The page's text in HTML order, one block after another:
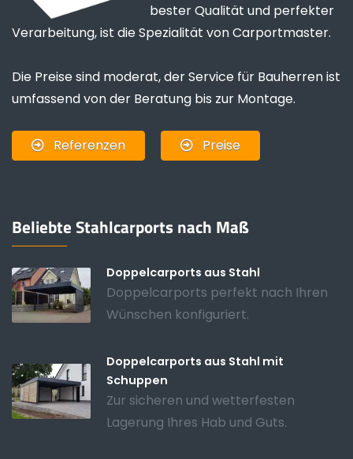
bester Qualität und perfekter
Verarbeitung, ist die Spezialität von Carportmaster.
Die Preise sind moderat, der Service für Bauherren ist
umfassend von der Beratung bis zur Montage.
Referenzen Preise
Beliebte Stahlcarports nach Maß
Doppelcarports aus Stahl
Doppelcarports perfekt nach Ihren
Wünschen konfiguriert.
Doppelcarports aus Stahl mit
Schuppen
Zur sicheren und wetterfesten
Lagerung Ihres Hab und Guts.